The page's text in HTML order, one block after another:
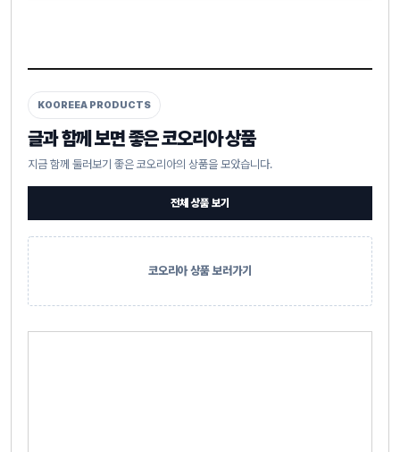
KOOREEA PRODUCTS
글과 함께 보면 좋은 코오리아 상품
지금 함께 둘러보기 좋은 코오리아의 상품을 모았습니다.
전체 상품 보기
코오리아 상품 보러가기